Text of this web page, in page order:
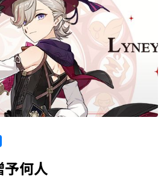
何人